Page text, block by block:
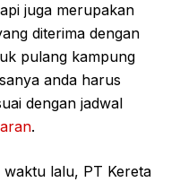
juga merupakan
diterima dengan
pulang kampung
anda harus
dengan jadwal
.
lalu, PT Kereta